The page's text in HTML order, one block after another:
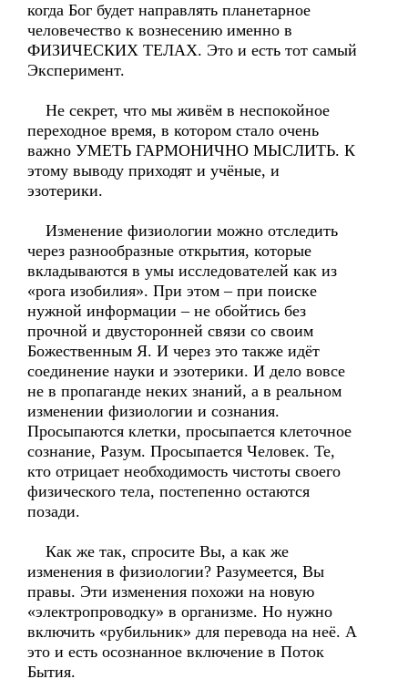
когда Бог будет направлять планетарное
человечество к вознесению именно в
ФИЗИЧЕСКИХ ТЕЛАХ. Это и есть тот самый
Эксперимент.
Не секрет, что мы живём в неспокойное
переходное время, в котором стало очень
важно УМЕТЬ ГАРМОНИЧНО МЫСЛИТЬ. К
этому выводу приходят и учёные, и
эзотерики.
Изменение физиологии можно отследить
через разнообразные открытия, которые
вкладываются в умы исследователей как из
«рога изобилия». При этом – при поиске
нужной информации – не обойтись без
прочной и двусторонней связи со своим
Божественным Я. И через это также идёт
соединение науки и эзотерики. И дело вовсе
не в пропаганде неких знаний, а в реальном
изменении физиологии и сознания.
Просыпаются клетки, просыпается клеточное
сознание, Разум. Просыпается Человек. Те,
кто отрицает необходимость чистоты своего
физического тела, постепенно остаются
позади.
Как же так, спросите Вы, а как же
изменения в физиологии? Разумеется, Вы
правы. Эти изменения похожи на новую
«электропроводку» в организме. Но нужно
включить «рубильник» для перевода на неё. А
это и есть осознанное включение в Поток
Бытия.